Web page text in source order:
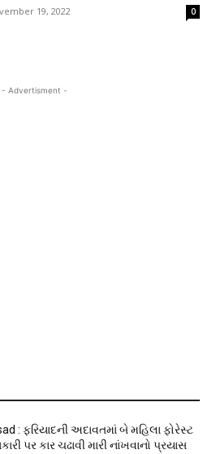
19, 2022 0
- Advertisment -
: ફરિયાદની અદાવતમાં બે મહિલા ફોરેસ્ટ
પર કાર ચઢાવી મારી નાંખવાનો પ્રયાસ